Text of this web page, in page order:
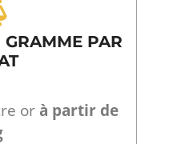
PAR
orà partir de